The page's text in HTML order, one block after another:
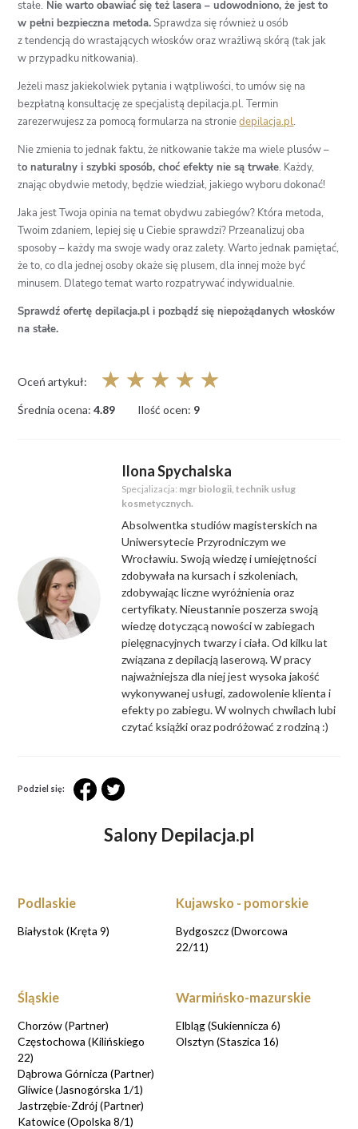
stałe. Nie warto obawiać się też lasera – udowodniono, że jest to
w pełni bezpieczna metoda.Sprawdza się również u osób
z tendencją do wrastających włosków oraz wrażliwą skórą (tak jak
w przypadku nitkowania).
Jeżeli masz jakiekolwiek pytania i wątpliwości, to umów się na
bezpłatną konsultację ze specjalistą depilacja.pl. Termin
zarezerwujesz za pomocą formularza na stroniedepilacja.pl.
Nie zmienia to jednak faktu, że nitkowanie także ma wiele plusów –
to naturalny i szybki sposób, choć efekty nie są trwałe. Każdy,
znając obydwie metody, będzie wiedział, jakiego wyboru dokonać!
Jaka jest Twoja opinia na temat obydwu zabiegów? Która metoda,
Twoim zdaniem, lepiej się u Ciebie sprawdzi? Przeanalizuj oba
sposoby – każdy ma swoje wady oraz zalety. Warto jednak pamiętać,
że to, co dla jednej osoby okaże się plusem, dla innej może być
minusem. Dlatego temat warto rozpatrywać indywidualnie.
Sprawdź ofertę depilacja.pl i pozbądź się niepożądanych włosków
na stałe.
Oceń artykuł: ☆ ☆ ☆ ☆ ☆
Średnia ocena: 4.89 Ilość ocen: 9
Ilona Spychalska
Specjalizacja: mgr biologii, technik usług
kosmetycznych.
Absolwentka studiów magisterskich na
Uniwersytecie Przyrodniczym we
Wrocławiu. Swoją wiedzę i umiejętności
zdobywała na kursach i szkoleniach,
zdobywając liczne wyróżnienia oraz
certyfikaty. Nieustannie poszerza swoją
wiedzę dotyczącą nowości w zabiegach
pielęgnacyjnych twarzy i ciała. Od kilku lat
związana z depilacją laserową. W pracy
najważniejsza dla niej jest wysoka jakość
wykonywanej usługi, zadowolenie klienta i
efekty po zabiegu. W wolnych chwilach lubi
czytać książki oraz podróżować z rodziną :)
Podziel się:
Salony Depilacja.pl
Podlaskie
Białystok (Kręta 9)
Kujawsko - pomorskie
Bydgoszcz (Dworcowa
22/11)
Śląskie
Chorzów (Partner)
Częstochowa (Kilińskiego
22)
Dąbrowa Górnicza (Partner)
Gliwice (Jasnogórska 1/1)
Jastrzębie-Zdrój (Partner)
Katowice (Opolska 8/1)
Warmińsko-mazurskie
Elbląg (Sukiennicza 6)
Olsztyn (Staszica 16)